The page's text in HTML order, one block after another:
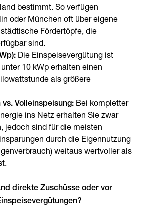
bestimmt. So verfügen
oder München oft über eigene
Fördertöpfe, die
sind.
Die Einspeisevergütung ist
10 kWp erhalten einen
als größere
Volleinspeisung: Bei kompletter
ins Netz erhalten Sie zwar
jedoch sind für die meisten
durch die Eigennutzung
weitaus wertvoller als
direkte Zuschüsse oder vor